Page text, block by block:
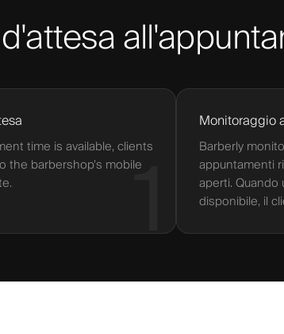
1
time is available, clients
the barbershop’s mobile
Monitoraggio
Barberly
appuntamenti
aperti.
disponibile, il